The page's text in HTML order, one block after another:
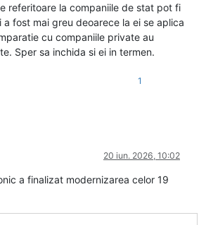
referitoare la companiile de stat pot fi
fost mai greu deoarece la ei se aplica
cu companiile private au
Sper sa inchida si ei in termen.
1
20 iun. 2026, 10:02
a finalizat modernizarea celor 19